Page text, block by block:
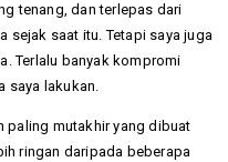
tenang, dan terlepas dari
sejak saat itu. Tetapi saya juga
Terlalu banyak kompromi
saya lakukan.
paling mutakhir yang dibuat
ringan daripada beberapa